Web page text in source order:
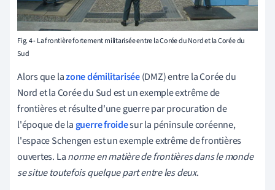
Fig. 4 - La frontière fortement militarisée entre la Corée du Nord et la Corée du
Sud
Alors que lazone démilitarisée(DMZ) entre la Corée du
Nord et la Corée du Sud est un exemple extrême de
frontières et résulte d'une guerre par procuration de
l'époque de la guerre froidesur la péninsule coréenne,
l'espace Schengen est un exemple extrême de frontières
ouvertes. Lanorme en matière de frontières dans le monde
se situe toutefois quelque part entre les deux.